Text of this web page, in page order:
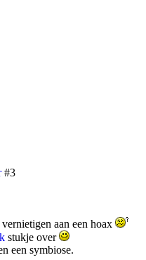
#3
aan een hoax
stukje over
een symbiose.